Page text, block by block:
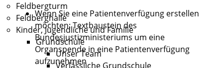
Feldbergturm
Feldberghalle
Kinder, Jugendliche und Familie
Grundschule
Unser Team
Verlässliche Grundschule
Wenn Sie eine Patientenverfügung erstellen
möchten:Textbaustein des
Bundesjustizministeriums um eine
Organspende in eine Patientenverfügung
aufzunehmen